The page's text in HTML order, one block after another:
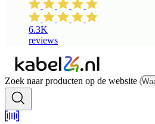
6.3K
reviews
Zoek naar producten op de website